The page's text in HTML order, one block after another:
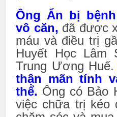
Ông Ẩn bị
vô căn, đã được
máu và điều trị
Huyết Học Lâm
Trung Ương Huế.
thận mãn tính
thể. Ông có Bảo
việc chữa trị kéo